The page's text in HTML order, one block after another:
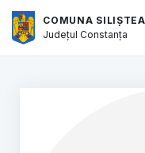
COMUNA SILIȘTEA
JudețulConstanța